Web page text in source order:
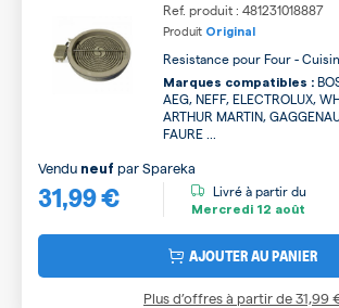
Ref. produit : 481231018887
Produit Original
Resistance pour Four -
Marques compatibles :
AEG, NEFF, ELECTROLUX,
ARTHUR MARTIN,
FAURE ...
31,99 €
Vendu neuf parSpareka
Livré à partir du
Mercredi 12 août
AJOUTER AU PANIER
Plus d’offres à partir de31,99